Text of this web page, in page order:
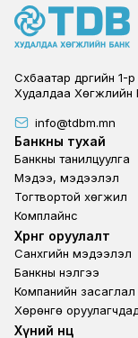
Сүхбаатар дүүргийн
Худалдаа Хөгжлийн
info@tdbm.mn
Footer
Банкны тухай
Банкны танилцуулга
Мэдээ, мэдээлэл
Тогтвортой хөгжил
Комплайнс
Footer third
Хөрөнгө оруулалт
Санхүүгийн мэдээлэл
Банкны үнэлгээ
Компанийн засаглал
Хөрөнгө оруулагчдад
Footer second
Хүний нөөц